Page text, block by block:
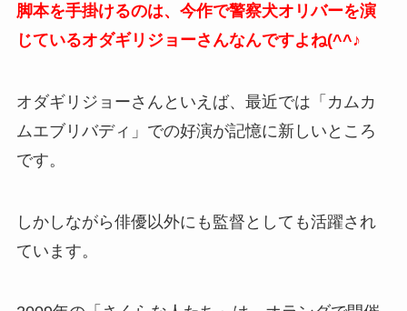
脚本を手掛けるのは、今作で警察犬オリバーを演
じているオダギリジョーさんなんですよね(^^♪
オダギリジョーさんといえば、最近では「カムカ
ムエブリバディ」での好演が記憶に新しいところ
です。
しかしながら俳優以外にも監督としても活躍され
ています。